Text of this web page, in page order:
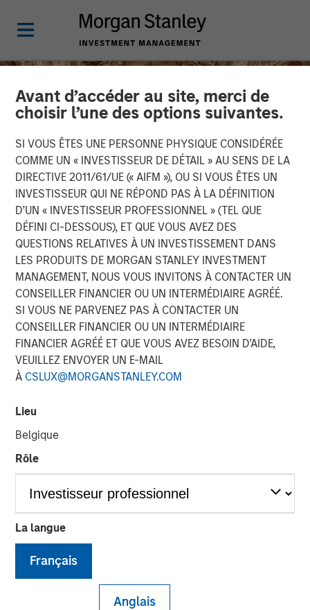
Avant d’accéder au site, merci de
choisir l’une des options suivantes.
SI VOUS ÊTES UNE PERSONNE PHYSIQUE CONSIDÉRÉE
COMME UN « INVESTISSEUR DE DÉTAIL » AU SENS DE LA
DIRECTIVE 2011/61/UE (« AIFM »), OU SI VOUS ÊTES UN
INVESTISSEUR QUI NE RÉPOND PAS À LA DÉFINITION
D’UN « INVESTISSEUR PROFESSIONNEL » (TEL QUE
DÉFINI CI-DESSOUS), ET QUE VOUS AVEZ DES
QUESTIONS RELATIVES À UN INVESTISSEMENT DANS
LES PRODUITS DE MORGAN STANLEY INVESTMENT
MANAGEMENT, NOUS VOUS INVITONS À CONTACTER UN
CONSEILLER FINANCIER OU UN INTERMÉDIAIRE AGRÉÉ.
SI VOUS NE PARVENEZ PAS À CONTACTER UN
CONSEILLER FINANCIER OU UN INTERMÉDIAIRE
FINANCIER AGRÉÉ ET QUE VOUS AVEZ BESOIN D’AIDE,
VEUILLEZ ENVOYER UN E-MAIL
À CSLUX@MORGANSTANLEY.COM
Lieu
Belgique
Rôle
La langue
Français
Anglais
INSIGHTS
The India Opportunity
07 FÉVRIER 2024
Managing Director
Anil Agarwal, CFA
Managing Director
Marc Fox
Managing Director